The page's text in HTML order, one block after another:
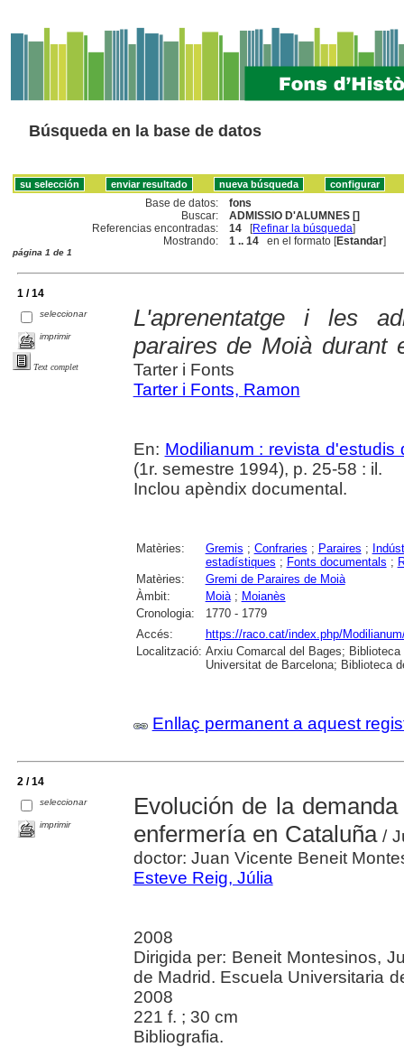
Búsqueda en la base de datos
Base de datos:
fons
Buscar:
ADMISSIO D'ALUMNES []
Referencias encontradas:
14 [Refinar la búsqueda]
Mostrando:
1 .. 14 en el formato [Estandar]
página 1 de 1
1 / 14
seleccionar
imprimir
Text complet
L'aprenentatge i les
paraires de Moià durant
Tarter i Fonts
Tarter i Fonts, Ramon
En: Modilianum : revista d'estudis
(1r. semestre 1994), p. 25-58 : il.
Inclou apèndix documental.
Matèries: Gremis ; Confraries ; Paraires ;
estadístiques ; Fonts documentals ;
Matèries:
Gremi de Paraires de Moià
Àmbit:
Moià; Moianès
Cronologia:
1770 - 1779
Accés:
https://raco.cat/index.php/
Localització: Arxiu Comarcal del Bages;
Universitat de Barcelona; Biblioteca
Enllaç permanent a aquest
2 / 14
seleccionar
imprimir
Evolución de la
enfermería en Cataluña/
doctor: Juan Vicente Beneit
Esteve Reig, Júlia
2008
Dirigida per: Beneit Montesinos,
de Madrid. Escuela Universitaria
2008
221 f. ; 30 cm
Bibliografia.